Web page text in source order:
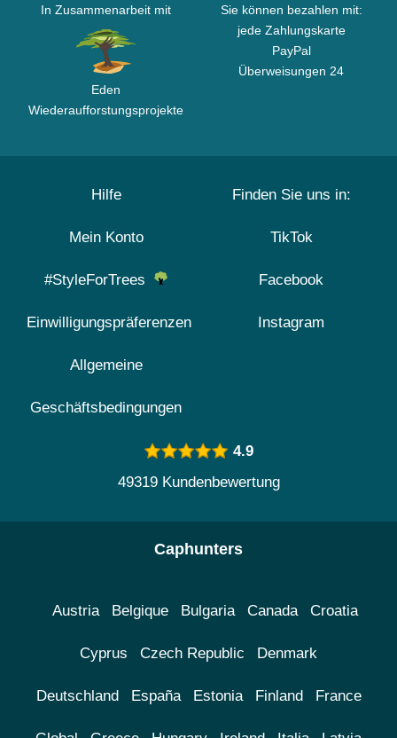
In Zusammenarbeit mit
Eden
Wiederaufforstungsprojekte
Sie können bezahlen mit:
jede Zahlungskarte
PayPal
Überweisungen 24
Hilfe
Mein Konto
#StyleForTrees
Einwilligungspräferenzen
Allgemeine
Geschäftsbedingungen
Finden Sie uns in:
TikTok
Facebook
Instagram
4.9
49319 Kundenbewertung
Caphunters
Austria Belgique Bulgaria Canada Croatia
Cyprus Czech Republic Denmark
Deutschland España Estonia Finland France